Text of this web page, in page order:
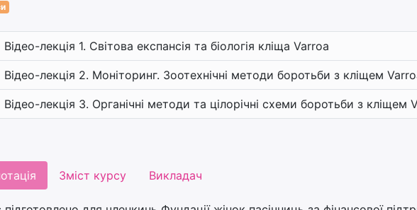
Відео-лекція 1. Світова експансія та біологія кліща Varroa
Відео-лекція 2. Моніторинг. Зоотехнічні методи боротьби з кліщем
Відео-лекція 3. Органічні методи та цілорічні схеми боротьби з кліщем
Зміст курсу Викладач